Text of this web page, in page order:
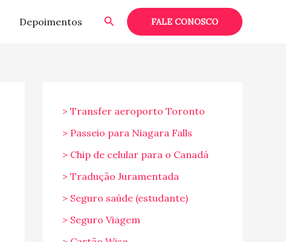
Depoimentos PesquisarFALE CONOSCO
> Transfer aeroporto Toronto
> Passeio para Niagara Falls
> Chip de celular para o Canadá
> Tradução Juramentada
> Seguro saúde (estudante)
> Seguro Viagem